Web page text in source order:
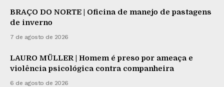
BRAÇO DO NORTE | Oficina de manejo de pastagens
de inverno
7 de agosto de 2026
LAURO MÜLLER | Homem é preso por ameaça e
violência psicológica contra companheira
6 de agosto de 2026